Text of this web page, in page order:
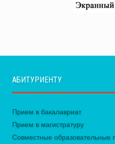
АБИТУРИЕНТУ
Прием в бакалавриат
Прием в магистратуру
Совместные образовательные